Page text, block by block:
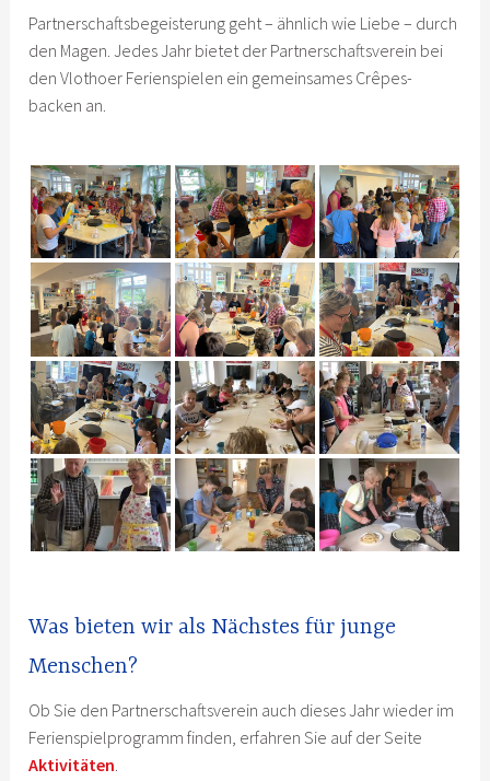
Partnerschaftsbegeisterung geht – ähnlich wie Liebe – durch
den Magen. Jedes Jahr bietet der Partnerschaftsverein bei
den Vlothoer Ferienspielen ein gemeinsames Crêpes-
backen an.
Was bieten wir als Nächstes für junge
Menschen?
Ob Sie den Partnerschaftsverein auch dieses Jahr wieder im
Ferienspielprogramm finden, erfahren Sie auf der Seite
Aktivitäten.